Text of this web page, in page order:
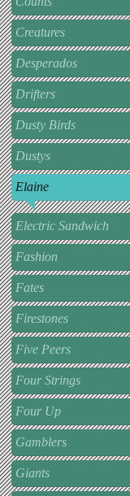
Creatures
Desperados
Drifters
Dusty Birds
Dustys
Elaine
Electric Sandwich
Fashion
Fates
Firestones
Five Peers
Four Strings
Four Up
Gamblers
Giants